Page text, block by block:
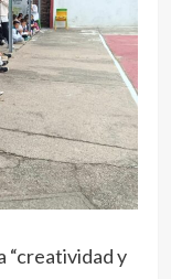
“creatividad y